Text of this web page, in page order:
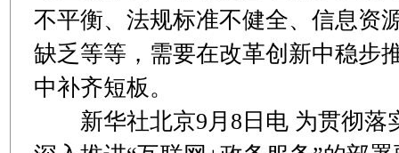
不平衡、法规标准不健全、信息资
缺乏等等，需要在改革创新中稳步
中补齐短板。
新华社北京9月8日电 为贯彻落